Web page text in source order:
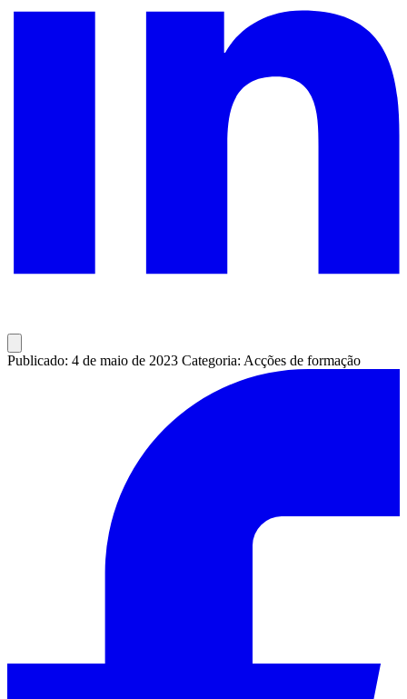
Publicado: 4 de maio de 2023 Categoria: Acções de formação